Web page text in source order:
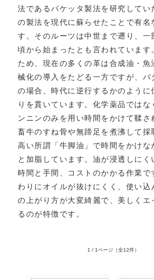
法であるバケッタ製法を研究してい
の製法を現代に蘇らせたことで有名
す。そのルーツは中世まで遡り、一
頃から始まったとも言われています
ため、現在の多くの革は合成油・魚
械化の導入をたどる一方ですが、バ
の場合、時代に逆行するかのように
りを貫いています。化学薬品ではな
ンニンのみを用い時間をかけて鞣さ
畜牛のすね骨や無蹄足を煮沸して採
高い所謂「牛脚油」で時間をかけな
と加脂しています。油が浸透しにく
時間と手間、コストのかかる作業で
わりにオイルが抜けにくく、使い込
の上がり方が大変綺麗で、美しくエ
るのが特徴です。
1 / 1ページ （全12件）